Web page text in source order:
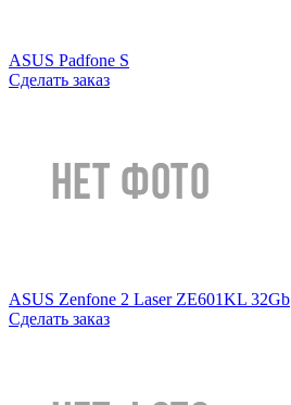
ASUS Padfone S
Сделать заказ
ASUS Zenfone 2 Laser ZE601KL 32Gb
Сделать заказ